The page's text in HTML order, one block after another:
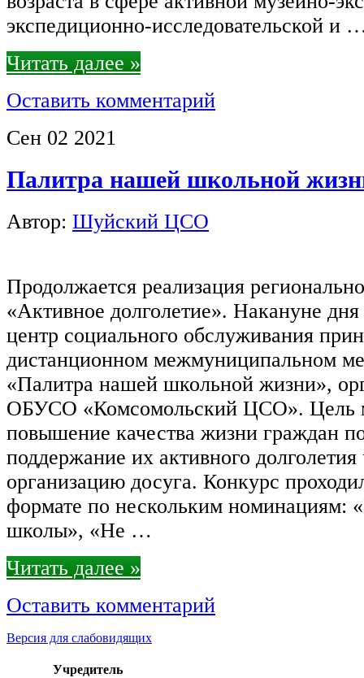
экспедиционно-исследовательской и
Читать далее »
Оставить комментарий
Сен 02 2021
Палитра нашей школьной
Автор: Шуйский ЦСО
Продолжается реализация
«Активное долголетие». Накануне
центр социального обслуживания
дистанционном межмуниципальном
«Палитра нашей школьной жизни»,
ОБУСО «Комсомольский ЦСО». Цель
повышение качества жизни граждан
поддержание их активного долголетия
организацию досуга. Конкурс
формате по нескольким номинациям:
школы», «Не …
Читать далее »
Оставить комментарий
Версия для слабовидящих
Учредитель